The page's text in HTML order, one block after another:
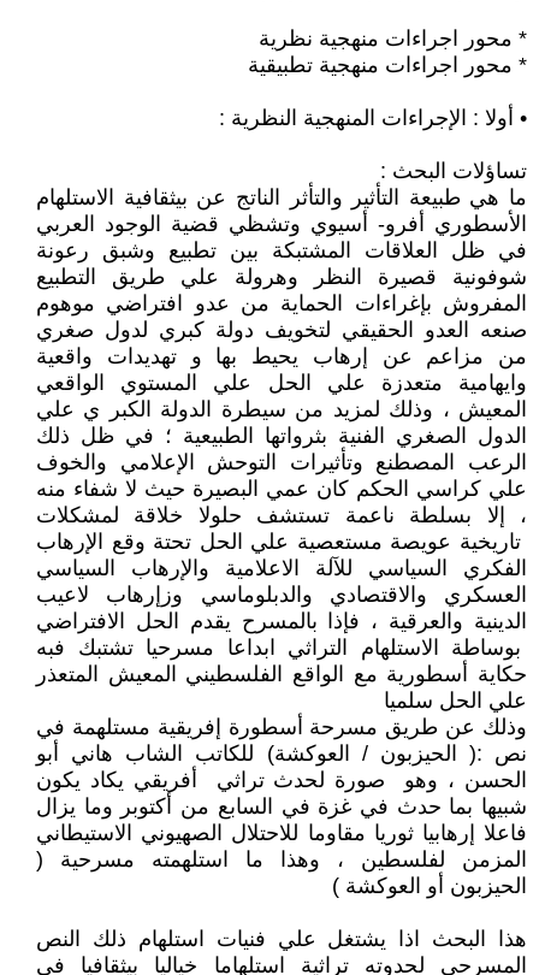
* محور اجراءات منهجية نظرية
* محور اجراءات منهجية تطبيقية
• أولا : الإجراءات المنهجية النظرية :
تساؤلات البحث :
ما هي طبيعة التأثير والتأثر الناتج عن بيثقافية الاستلهام
الأسطوري أفرو- أسيوي وتشظي قضية الوجود العربي
في ظل العلاقات المشتبكة بين تطبيع وشبق رعونة
شوفونية قصيرة النظر وهرولة علي طريق التطبيع
المفروش بإغراءات الحماية من عدو افتراضي موهوم
صنعه العدو الحقيقي لتخويف دولة كبري لدول صغري
من مزاعم عن إرهاب يحيط بها و تهديدات واقعية
وايهامية متعدزة علي الحل علي المستوي الواقعي
المعيش ، وذلك لمزيد من سيطرة الدولة الكبر ي علي
الدول الصغري الفنية بثرواتها الطبيعية ؛ في ظل ذلك
الرعب المصطنع وتأثيرات التوحش الإعلامي والخوف
علي كراسي الحكم كان عمي البصيرة حيث لا شفاء منه
، إلا بسلطة ناعمة تستشف حلولا خلاقة لمشكلات
تاريخية عويصة مستعصية علي الحل تحتة وقع الإرهاب
الفكري السياسي للآلة الاعلامية والإرهاب السياسي
العسكري والاقتصادي والدبلوماسي وزإرهاب لاعيب
الدينية والعرقية ، فإذا بالمسرح يقدم الحل الافتراضي
بوساطة الاستلهام التراثي ابداعا مسرحيا تشتبك فبه
حكاية أسطورية مع الواقع الفلسطيني المعيش المتعذر
علي الحل سلميا
وذلك عن طريق مسرحة أسطورة إفريقية مستلهمة في
نص :( الحيزبون / العوكشة) للكاتب الشاب هاني أبو
الحسن ، وهو صورة لحدث تراثي أفريقي يكاد يكون
شبيها بما حدث في غزة في السابع من أكتوبر وما يزال
فاعلا إرهابيا ثوريا مقاوما للاحتلال الصهيوني الاستيطاني
المزمن لفلسطين ، وهذا ما استلهمته مسرحية (
الحيزبون أو العوكشة )
هذا البحث اذا يشتغل علي فنيات استلهام ذلك النص
المسرحي لحدوته تراثية استلهاما خياليا بيثقافيا في